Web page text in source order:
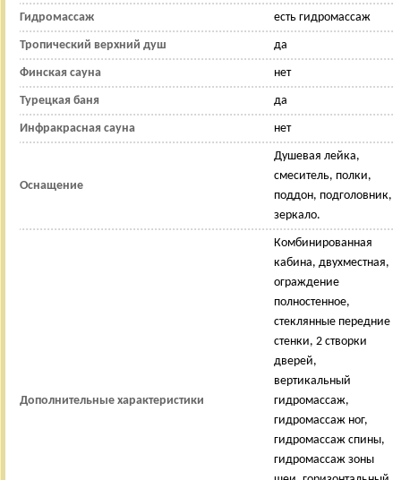
Гидромассаж есть гидромассаж
Тропический верхний душ да
Финская сауна нет
Турецкая баня да
Инфракрасная сауна нет
Оснащение
Душевая лейка,
смеситель, полки,
поддон, подголовник,
зеркало.
Дополнительные характеристики
Комбинированная
кабина, двухместная,
ограждение
полностенное,
стеклянные передние
стенки, 2 створки
дверей,
вертикальный
гидромассаж,
гидромассаж ног,
гидромассаж спины,
гидромассаж зоны